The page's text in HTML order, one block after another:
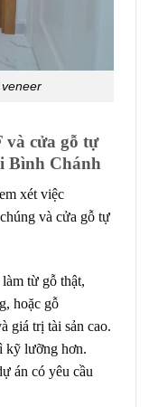
và cửa gỗ tự
Bình Chánh
xét việc
và cửa gỗ tự
từ gỗ thật,
hoặc gỗ
giá trị tài sản cao.
kỹ lưỡng hơn.
án có yêu cầu